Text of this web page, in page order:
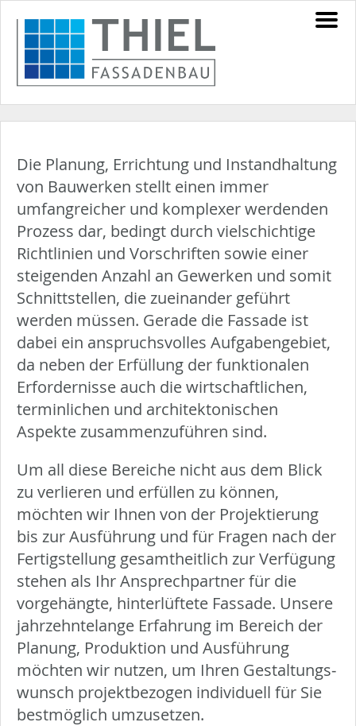
Die Planung, Errichtung und Instandhaltung
von Bauwerken stellt einen immer
umfangreicher und komplexer werdenden
Prozess dar, bedingt durch vielschichtige
Richtlinien und Vorschriften sowie einer
steigenden Anzahl an Gewerken und somit
Schnittstellen, die zueinander geführt
werden müssen. Gerade die Fassade ist
dabei ein anspruchsvolles Aufgabengebiet,
da neben der Erfüllung der funktionalen
Erfordernisse auch die wirtschaftlichen,
terminlichen und architektonischen
Aspekte zusammenzuführen sind.
Um all diese Bereiche nicht aus dem Blick
zu verlieren und erfüllen zu können,
möchten wir Ihnen von der Projektierung
bis zur Ausführung und für Fragen nach der
Fertigstellung gesamtheitlich zur Verfügung
stehen als Ihr Ansprechpartner für die
vorgehängte, hinterlüftete Fassade. Unsere
jahrzehntelange Erfahrung im Bereich der
Planung, Produktion und Ausführung
möchten wir nutzen, um Ihren Gestaltungs­
wunsch projektbezogen individuell für Sie
bestmöglich umzusetzen.